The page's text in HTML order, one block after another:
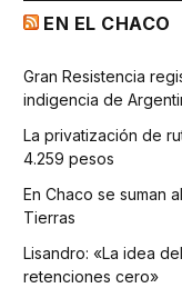
EN EL CHACO
Gran Resistencia
indigencia de
La privatización de
4.259 pesos
En Chaco se suman
Tierras
Lisandro: «La idea
retenciones cero»